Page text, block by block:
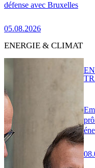
défense avec Bruxelles
05.08.2026
ENERGIE & CLIMAT